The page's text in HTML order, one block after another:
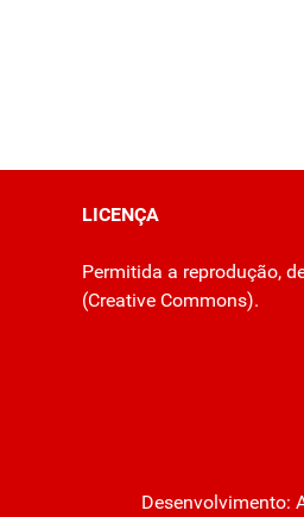
LICENÇA
Permitida a reprodução,
(Creative Commons).
Desenvolvimento: